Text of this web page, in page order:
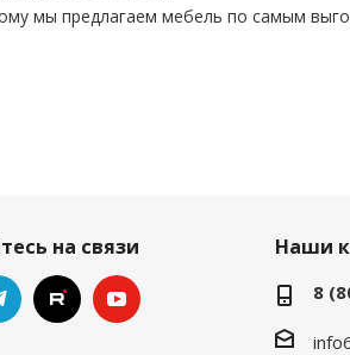
мы предлагаем мебель по самым
на связи Наши
8